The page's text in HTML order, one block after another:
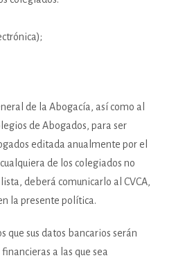
de la Abogacía, así como al
de Abogados, para ser
editada anualmente por el
de los colegiados no
deberá comunicarlo al CVCA,
la presente política.
que sus datos bancarios serán
a las que sea